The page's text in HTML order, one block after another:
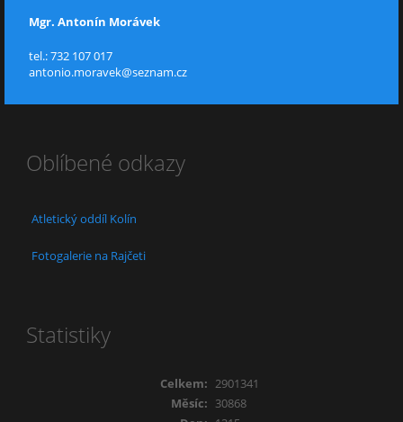
Mgr. Antonín Morávek
tel.: 732 107 017
antonio.moravek@seznam.cz
Oblíbené odkazy
Atletický oddíl Kolín
Fotogalerie na Rajčeti
Statistiky
Celkem: 2901341
Měsíc: 30868